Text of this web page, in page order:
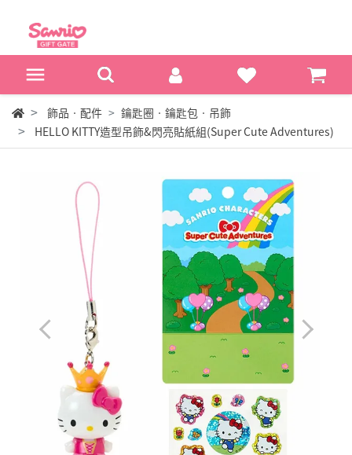
飾品‧配件
鑰匙圈‧鑰匙包‧吊飾
HELLO KITTY造型吊飾&閃亮貼紙組(Super Cute Adventures)